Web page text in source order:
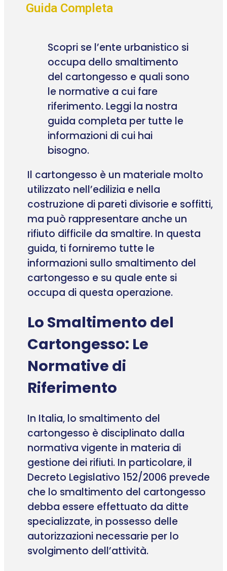
Guida Completa
Scopri se l’ente urbanistico si
occupa dello smaltimento
del cartongesso e quali sono
le normative a cui fare
riferimento. Leggi la nostra
guida completa per tutte le
informazioni di cui hai
bisogno.
Il cartongesso è un materiale molto
utilizzato nell’edilizia e nella
costruzione di pareti divisorie e soffitti,
ma può rappresentare anche un
rifiuto difficile da smaltire. In questa
guida, ti forniremo tutte le
informazioni sullo smaltimento del
cartongesso e su quale ente si
occupa di questa operazione.
Lo Smaltimento del
Cartongesso: Le
Normative di
Riferimento
In Italia, lo smaltimento del
cartongesso è disciplinato dalla
normativa vigente in materia di
gestione dei rifiuti. In particolare, il
Decreto Legislativo 152/2006 prevede
che lo smaltimento del cartongesso
debba essere effettuato da ditte
specializzate, in possesso delle
autorizzazioni necessarie per lo
svolgimento dell’attività.